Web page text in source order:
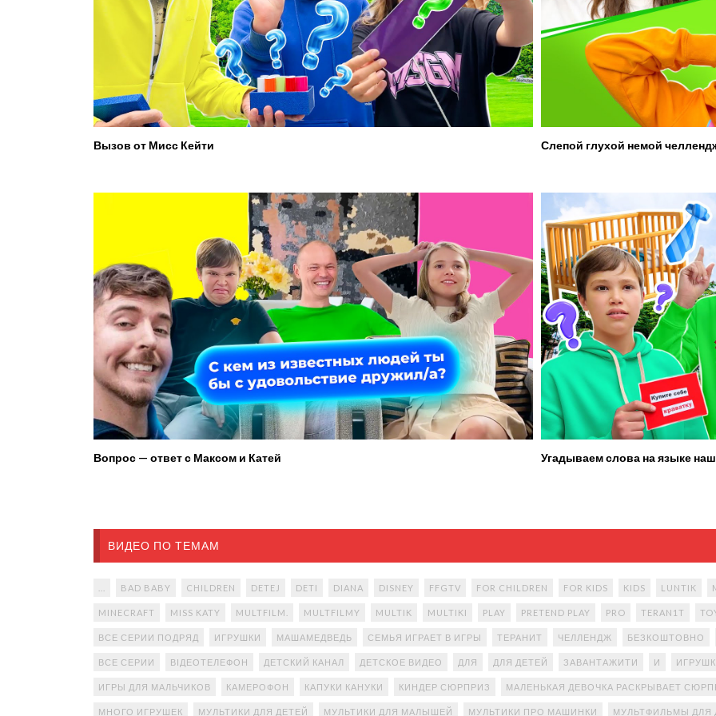
Вызов от Мисс Кейти Слепой глухой немой
Вопрос — ответ с Максом и Катей Угадываем слова на языке
ВИДЕО ПО ТЕМАМ
BAD BABY CHILDREN DETEJ DETI DIANA DISNEY FFGTV FOR CHILDREN FOR KIDS KIDS LUNTIK
MINECRAFT MISS KATY MULTFILM. MULTFILMY MULTIK MULTIKI PLAY PRETEND PLAY PRO TERAN1T
ВСЕ СЕРИИ ПОДРЯД ИГРУШКИ МАШАМЕДВЕДЬ СЕМЬЯ ИГРАЕТ В ИГРЫ ТЕРАНИТ ЧЕЛЛЕНДЖ БЕЗКОШТОВНО
ВСЕ СЕРИИ ВІДЕОТЕЛЕФОН ДЕТСКИЙ КАНАЛ ДЕТСКОЕ ВИДЕО ДЛЯ ДЛЯ ДЕТЕЙ ЗАВАНТАЖИТИ И
ИГРЫ ДЛЯ МАЛЬЧИКОВ КАМЕРОФОН КАПУКИ КАНУКИ КИНДЕР СЮРПРИЗ МАЛЕНЬКАЯ ДЕВОЧКА РАСКРЫВАЕТ
МНОГО ИГРУШЕК МУЛЬТИКИ ДЛЯ ДЕТЕЙ МУЛЬТИКИ ДЛЯ МАЛЫШЕЙ МУЛЬТИКИ ПРО МАШИНКИ МУЛЬТФИЛЬМЫ ДЛЯ